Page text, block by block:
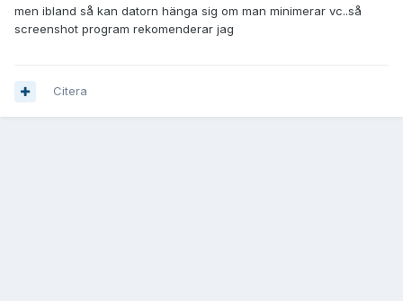
men ibland så kan datorn hänga sig om man minimerar vc..så
screenshot program rekomenderar jag
Citera